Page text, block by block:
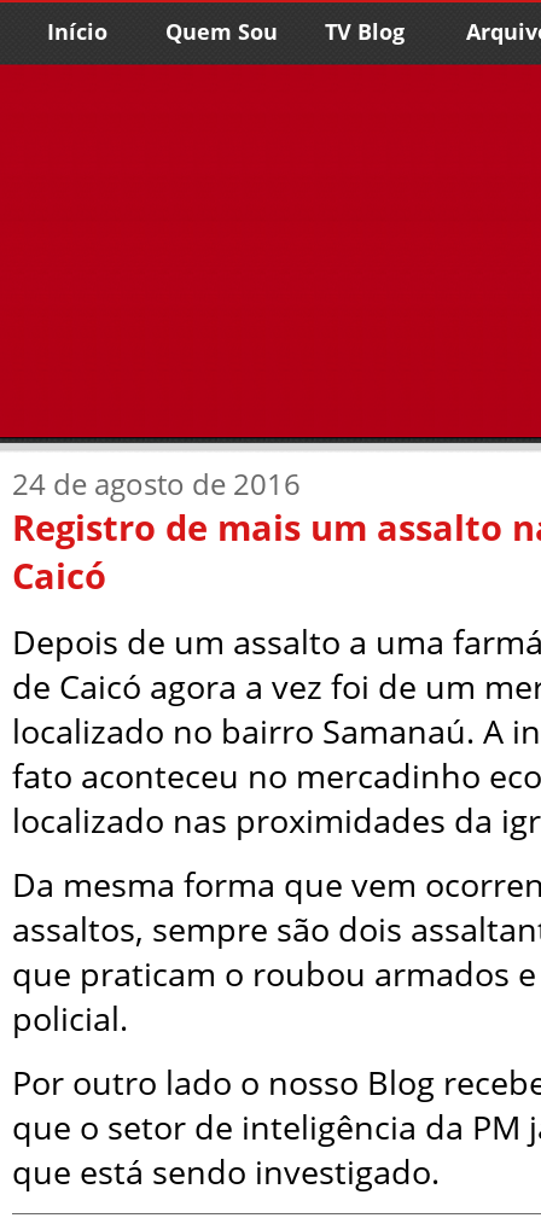
Início Quem Sou TV Blog
24 de agosto de 2016
Registro de mais um assalto
Caicó
Depois de um assalto a uma
de Caicó agora a vez foi de um
localizado no bairro Samanaú. A
fato aconteceu no mercadinho
localizado nas proximidades da
Da mesma forma que vem
assaltos, sempre são dois
que praticam o roubou armados
policial.
Por outro lado o nosso Blog
que o setor de inteligência da PM
que está sendo investigado.